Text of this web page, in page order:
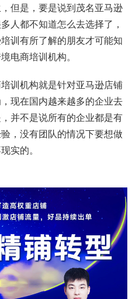
但是，要是说到茂名亚马逊
人都不知道怎么去选择了，
训有所了解的朋友才可能知
电商培训机构。
训机构就是针对亚马逊店铺
现在国内越来越多的企业去
并不是说所有的企业都是有
，没有团队的情况下要想做
实的。